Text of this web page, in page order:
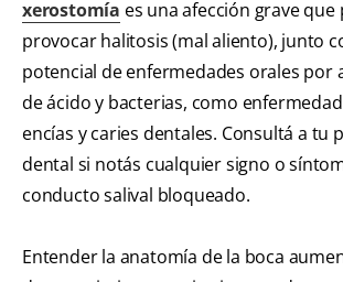
xerostomía es una afección grave que
provocar halitosis (mal aliento), junto
potencial de enfermedades orales por
de ácido y bacterias, como
encías y caries dentales. Consultá a tu
dental si notás cualquier signo o
conducto salival bloqueado.
Entender la anatomía de la boca